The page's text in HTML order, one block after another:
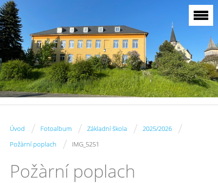
Úvod / Fotoalbum / Základní škola / 2025/2026 /
Požàrní poplach / IMG_5251
Požàrní poplach